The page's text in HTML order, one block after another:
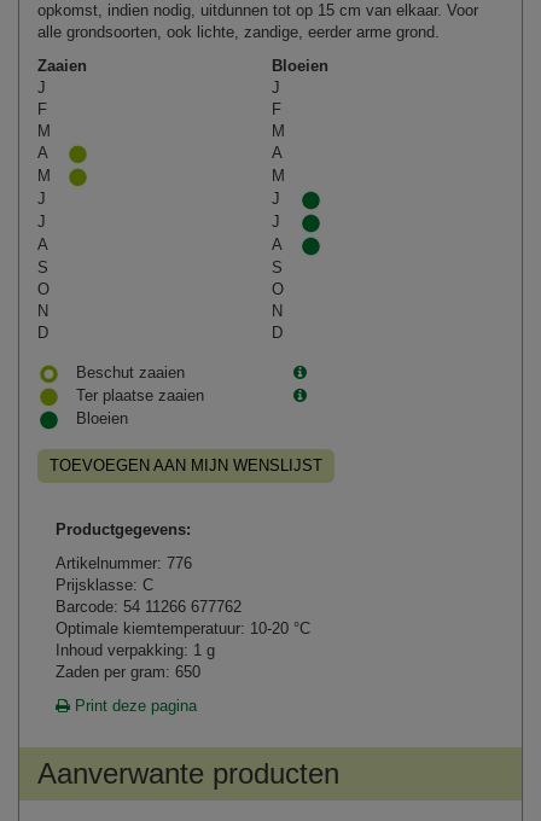
opkomst, indien nodig, uitdunnen tot op 15 cm van elkaar. Voor
alle grondsoorten, ook lichte, zandige, eerder arme grond.
Zaaien
Bloeien
J
J
F
F
M
M
A
A
M
M
J
J
J
J
A
A
S
S
O
O
N
N
D
D
Beschut zaaien
Ter plaatse zaaien
Bloeien
TOEVOEGEN AAN MIJN WENSLIJST
Productgegevens:
Artikelnummer: 776
Prijsklasse: C
Barcode: 54 11266 677762
Optimale kiemtemperatuur: 10-20 °C
Inhoud verpakking: 1 g
Zaden per gram: 650
Print deze pagina
Aanverwante producten